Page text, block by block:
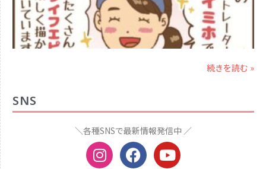
続きを読む »
SNS
＼各種SNSで最新情報発信中 ／